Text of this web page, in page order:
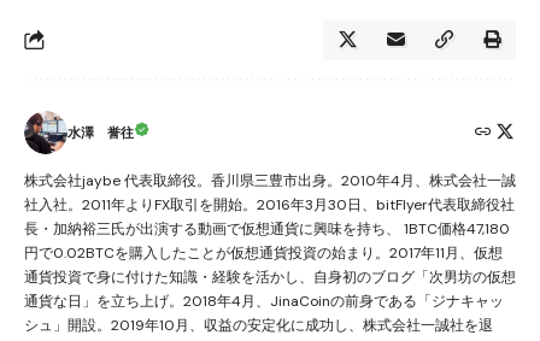
水澤 誉往
株式会社jaybe 代表取締役。香川県三豊市出身。2010年4月、株式会社一誠
社入社。2011年よりFX取引を開始。2016年3月30日、bitFlyer代表取締役社
長・加納裕三氏が出演する動画で仮想通貨に興味を持ち、 1BTC価格47,180
円で0.02BTCを購入したことが仮想通貨投資の始まり。2017年11月、仮想
通貨投資で身に付けた知識・経験を活かし、自身初のブログ「次男坊の仮想
通貨な日」を立ち上げ。2018年4月、JinaCoinの前身である「ジナキャッ
シュ」開設。2019年10月、収益の安定化に成功し、株式会社一誠社を退